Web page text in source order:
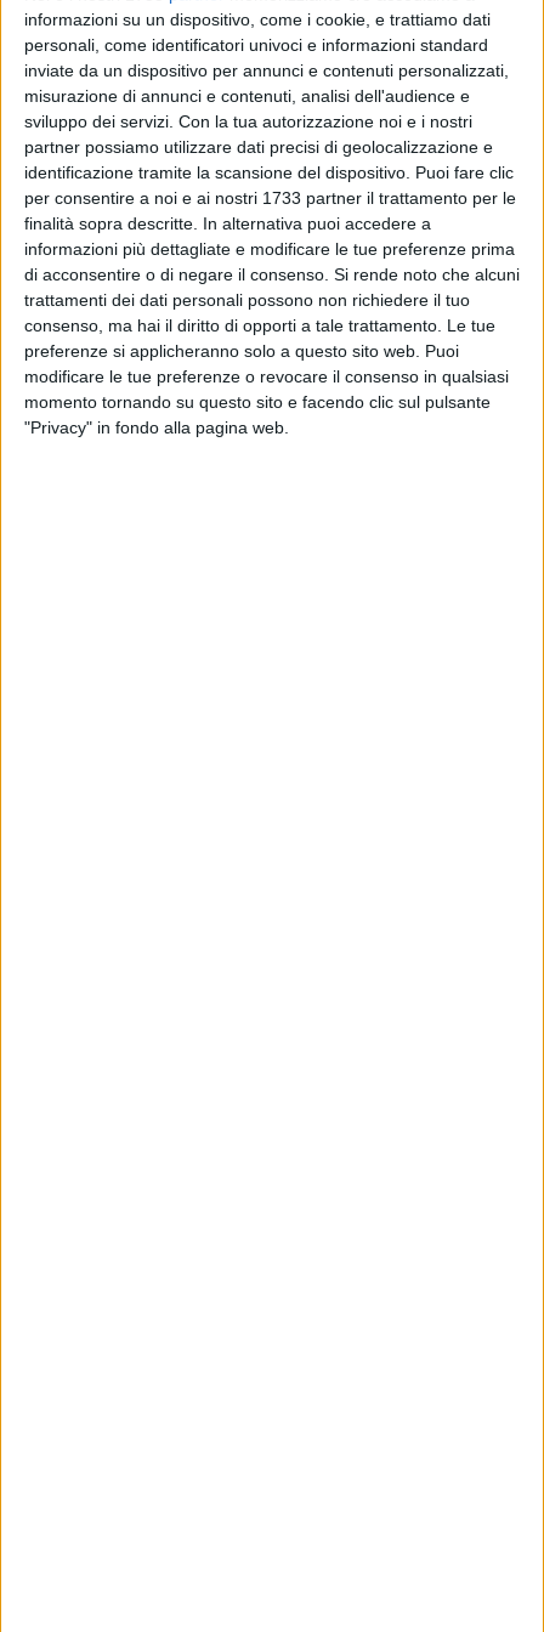
informazioni su un dispositivo, come i cookie, e trattiamo dati
personali, come identificatori univoci e informazioni standard
inviate da un dispositivo per annunci e contenuti personalizzati,
misurazione di annunci e contenuti, analisi dell'audience e
sviluppo dei servizi. Con la tua autorizzazione noi e i nostri
partner possiamo utilizzare dati precisi di geolocalizzazione e
identificazione tramite la scansione del dispositivo. Puoi fare clic
per consentire a noi e ai nostri 1733 partner il trattamento per le
finalità sopra descritte. In alternativa puoi accedere a
informazioni più dettagliate e modificare le tue preferenze prima
di acconsentire o di negare il consenso. Si rende noto che alcuni
trattamenti dei dati personali possono non richiedere il tuo
consenso, ma hai il diritto di opporti a tale trattamento. Le tue
preferenze si applicheranno solo a questo sito web. Puoi
modificare le tue preferenze o revocare il consenso in qualsiasi
momento tornando su questo sito e facendo clic sul pulsante
"Privacy" in fondo alla pagina web.
cominciato l'inserimento dei ragazzi nei nostri punti vendita
per svolgere delle attività lavorative. I ragazzi "speciali"
hanno appreso tantissimo mostrandosi professionali nel
loro compito. Il loro lavoro nel reparto ortofrutta utile a
sostenere i clienti nel confontasi con il peso e la scadenza
dei prodotti, rappresenta un motivo di orgoglio e siamo
pronti ad estendere il progetto anche in altri punti vendita.
Vogliamo che questo progetto sia un esempio per tutti».
I ragazzi adesso sono retribuiti secondo un regolare
contratto di lavoro (con una retribuzione di 25 euro all'ora) e
svolgono la loro attività come responsabili del controllo
freschi presso il nostro punto vendita tutti i martedì e giovedì
dalle 9:30 alle 12:30.